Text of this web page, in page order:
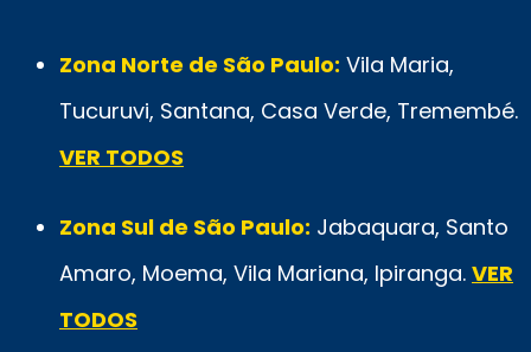
Zona Norte de São Paulo: Vila Maria,
Tucuruvi, Santana, Casa Verde, Tremembé.
VER TODOS
Zona Sul de São Paulo: Jabaquara, Santo
Amaro, Moema, Vila Mariana, Ipiranga. VER
TODOS